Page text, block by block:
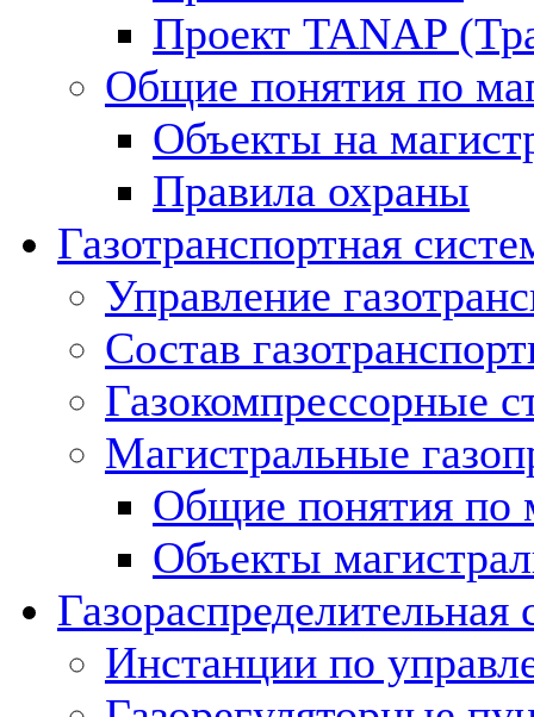
Проект TANAP
Общие понятия по
Объекты на
Правила охраны
Газотранспортная
Управление
Состав
Газокомпрессорные
Магистральные
Общие понятия по
Объекты
Газораспределительная
Инстанции по